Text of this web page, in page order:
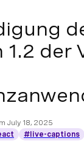
1.2 der
July 18, 2025
#live-captions